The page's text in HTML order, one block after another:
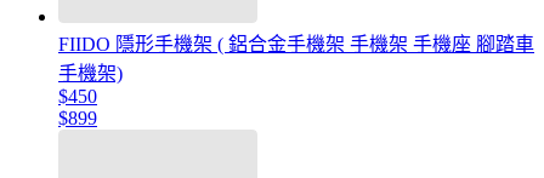
FIIDO 隱形手機架 ( 鋁合金手機架 手機架 手機座 腳踏車
手機架)
$450
$899